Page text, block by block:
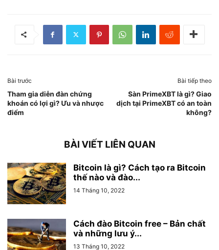
Bài trước
Tham gia diễn đàn chứng
khoán có lợi gì? Ưu và nhược
điểm
Bài tiếp theo
Sàn PrimeXBT là gì? Giao
dịch tại PrimeXBT có an toàn
không?
BÀI VIẾT LIÊN QUAN
Bitcoin là gì? Cách tạo ra Bitcoin
thế nào và đào...
14 Tháng 10, 2022
Cách đào Bitcoin free – Bản chất
và những lưu ý...
13 Tháng 10, 2022